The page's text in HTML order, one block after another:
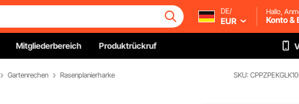
DE/
EUR
Hallo,
Konto &
Mitgliederbereich Produktrückruf
Gartenrechen Rasenplanierharke SKU: